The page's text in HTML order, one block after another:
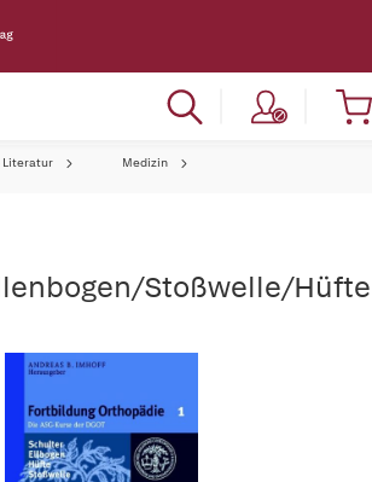
Literatur
Medizin
Stoßwelle/Hüfte